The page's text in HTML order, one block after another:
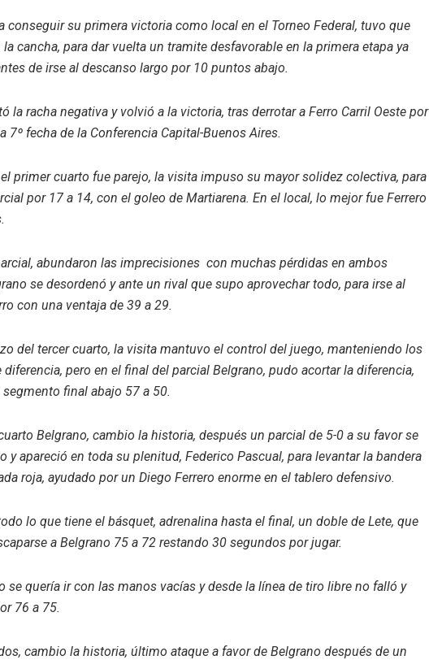
conseguir su primera victoria como local en el Torneo Federal, tuvo que
cancha, para dar vuelta un tramite desfavorable en la primera etapa ya
de irse al descanso largo por 10 puntos abajo.
la racha negativa y volvió a la victoria, tras derrotar a Ferro Carril Oeste por
7º fecha de la Conferencia Capital-Buenos Aires.
primer cuarto fue parejo, la visita impuso su mayor solidez colectiva, para
por 17 a 14, con el goleo de Martiarena. En el local, lo mejor fue Ferrero
abundaron las imprecisiones con muchas pérdidas en ambos
se desordenó y ante un rival que supo aprovechar todo, para irse al
con una ventaja de 39 a 29.
del tercer cuarto, la visita mantuvo el control del juego, manteniendo los
diferencia, pero en el final del parcial Belgrano, pudo acortar la diferencia,
segmento final abajo 57 a 50.
Belgrano, cambio la historia, después un parcial de 5-0 a su favor se
y apareció en toda su plenitud, Federico Pascual, para levantar la bandera
roja, ayudado por un Diego Ferrero enorme en el tablero defensivo.
lo que tiene el básquet, adrenalina hasta el final, un doble de Lete, que
a Belgrano 75 a 72 restando 30 segundos por jugar.
se quería ir con las manos vacías y desde la línea de tiro libre no falló y
76 a 75.
cambio la historia, último ataque a favor de Belgrano después de un